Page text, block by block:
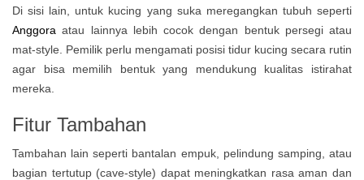
Di sisi lain, untuk kucing yang suka meregangkan tubuh seperti
Anggora atau lainnya lebih cocok dengan bentuk persegi atau
mat-style. Pemilik perlu mengamati posisi tidur kucing secara rutin
agar bisa memilih bentuk yang mendukung kualitas istirahat
mereka.
Fitur Tambahan
Tambahan lain seperti bantalan empuk, pelindung samping, atau
bagian tertutup (cave-style) dapat meningkatkan rasa aman dan